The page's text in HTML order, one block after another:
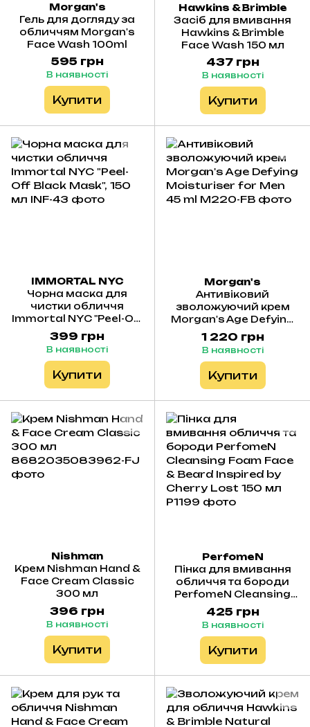
Morgan's
Гель для догляду за
обличчям Morgan's
Face Wash 100ml
595 грн
В наявності
Купити
Hawkins & Brimble
Засіб для вмивання
Hawkins & Brimble
Face Wash 150 мл
437 грн
В наявності
Купити
IMMORTAL NYC
Чорна маска для
чистки обличчя
Immortal NYC "Peel-Off
Black Mask", 150 мл
399 грн
В наявності
Купити
Morgan's
Антивіковий
зволожуючий крем
Morgan's Age Defying
Moisturiser for Men 45
ml
1 220 грн
В наявності
Купити
Nishman
Крем Nishman Hand &
Face Cream Classic
300 мл
396 грн
В наявності
Купити
PerfomeN
Пінка для вмивання
обличчя та бороди
PerfomeN Cleansing
Foam Face & Beard
Inspired by Cherry Lost
150 мл
425 грн
В наявності
Купити